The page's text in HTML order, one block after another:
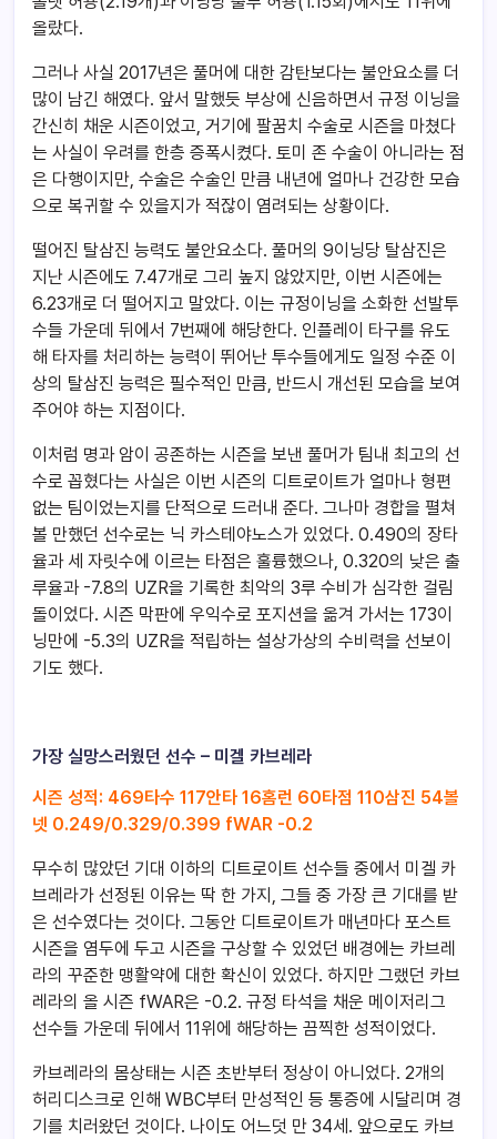
올랐다.
그러나 사실 2017년은 풀머에 대한 감탄보다는 불안요소를 더
많이 남긴 해였다. 앞서 말했듯 부상에 신음하면서 규정 이닝을
간신히 채운 시즌이었고, 거기에 팔꿈치 수술로 시즌을 마쳤다
는 사실이 우려를 한층 증폭시켰다. 토미 존 수술이 아니라는 점
은 다행이지만, 수술은 수술인 만큼 내년에 얼마나 건강한 모습
으로 복귀할 수 있을지가 적잖이 염려되는 상황이다.
떨어진 탈삼진 능력도 불안요소다. 풀머의 9이닝당 탈삼진은
지난 시즌에도 7.47개로 그리 높지 않았지만, 이번 시즌에는
6.23개로 더 떨어지고 말았다. 이는 규정이닝을 소화한 선발투
수들 가운데 뒤에서 7번째에 해당한다. 인플레이 타구를 유도
해 타자를 처리하는 능력이 뛰어난 투수들에게도 일정 수준 이
상의 탈삼진 능력은 필수적인 만큼, 반드시 개선된 모습을 보여
주어야 하는 지점이다.
이처럼 명과 암이 공존하는 시즌을 보낸 풀머가 팀내 최고의 선
수로 꼽혔다는 사실은 이번 시즌의 디트로이트가 얼마나 형편
없는 팀이었는지를 단적으로 드러내 준다. 그나마 경합을 펼쳐
볼 만했던 선수로는 닉 카스테야노스가 있었다. 0.490의 장타
율과 세 자릿수에 이르는 타점은 훌륭했으나, 0.320의 낮은 출
루율과 -7.8의 UZR을 기록한 최악의 3루 수비가 심각한 걸림
돌이었다. 시즌 막판에 우익수로 포지션을 옮겨 가서는 173이
닝만에 -5.3의 UZR을 적립하는 설상가상의 수비력을 선보이
기도 했다.
가장 실망스러웠던 선수 – 미겔 카브레라
시즌 성적: 469타수 117안타 16홈런 60타점 110삼진 54볼
넷 0.249/0.329/0.399 fWAR -0.2
무수히 많았던 기대 이하의 디트로이트 선수들 중에서 미겔 카
브레라가 선정된 이유는 딱 한 가지, 그들 중 가장 큰 기대를 받
은 선수였다는 것이다. 그동안 디트로이트가 매년마다 포스트
시즌을 염두에 두고 시즌을 구상할 수 있었던 배경에는 카브레
라의 꾸준한 맹활약에 대한 확신이 있었다. 하지만 그랬던 카브
레라의 올 시즌 fWAR은 -0.2. 규정 타석을 채운 메이저리그
선수들 가운데 뒤에서 11위에 해당하는 끔찍한 성적이었다.
카브레라의 몸상태는 시즌 초반부터 정상이 아니었다. 2개의
허리디스크로 인해 WBC부터 만성적인 등 통증에 시달리며 경
기를 치러왔던 것이다. 나이도 어느덧 만 34세. 앞으로도 카브